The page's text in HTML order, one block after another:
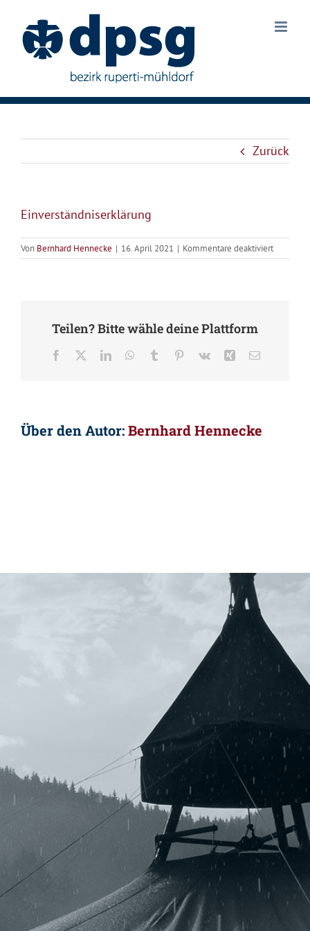
Inhalt
springen
Zurück
Einverständniserklärung
Von Bernhard Hennecke | 16. April 2021 | Kommentare deaktiviertfür
Teilen? Bitte wähle deine Plattform
Facebook LinkedInWhatsApp
Tumblr Pinterest
Vk Xing E-
Über den Autor:Bernhard Hennecke